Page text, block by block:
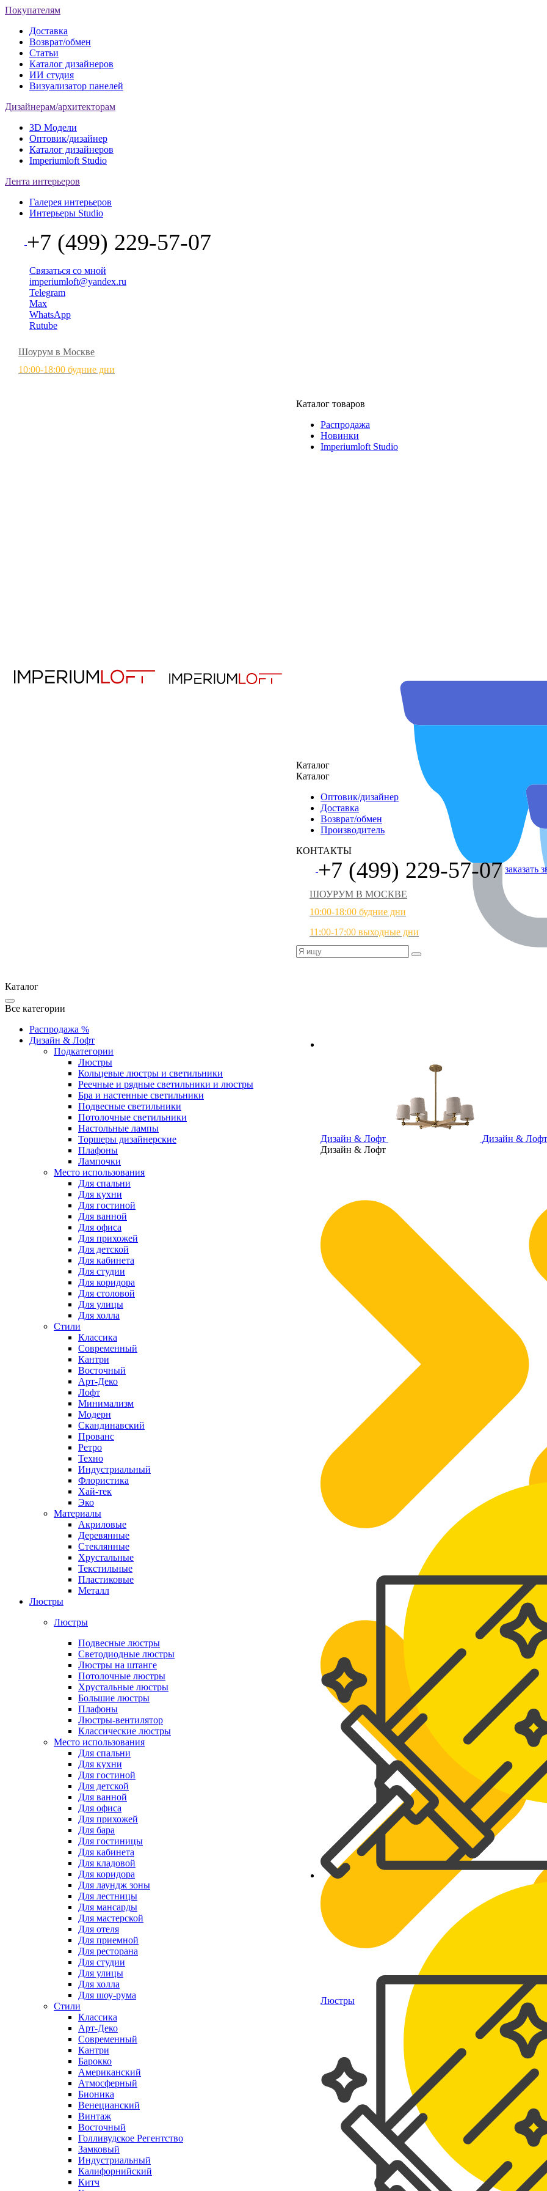
Покупателям
Доставка
Возврат/обмен
Статьи
Каталог дизайнеров
ИИ студия
Визуализатор панелей
Дизайнерам/архитекторам
3D Модели
Оптовик/дизайнер
Каталог дизайнеров
Imperiumloft Studio
Лента интерьеров
Галерея интерьеров
Интерьеры Studio
+7 (499) 229-57-07
Связаться со мной
imperiumloft@yandex.ru
Telegram
Max
WhatsApp
Rutube
Шоурум в Москве
10:00-18:00 будние дни
Каталог товаров
Распродажа
Новинки
Imperiumloft Studio
Дизайн & Лофт
Дизайн & Лофт
Дизайн & Лофт
Люстры
Каталог
Каталог
Оптовик/дизайнер
Доставка
Возврат/обмен
Производитель
КОНТАКТЫ
+7 (499) 229-57-07 заказать
ШОУРУМ В МОСКВЕ
10:00-18:00 будние дни
11:00-17:00 выходные дни
Каталог
Все категории
Распродажа %
Дизайн & Лофт
Подкатегории
Люстры
Кольцевые люстры и светильники
Реечные и рядные светильники и люстры
Бра и настенные светильники
Подвесные светильники
Потолочные светильники
Настольные лампы
Торшеры дизайнерские
Плафоны
Лампочки
Место использования
Для спальни
Для кухни
Для гостиной
Для ванной
Для офиса
Для прихожей
Для детской
Для кабинета
Для студии
Для коридора
Для столовой
Для улицы
Для холла
Стили
Классика
Современный
Кантри
Восточный
Арт-Деко
Лофт
Минимализм
Модерн
Скандинавский
Прованс
Ретро
Техно
Индустриальный
Флористика
Хай-тек
Эко
Материалы
Акриловые
Деревянные
Стеклянные
Хрустальные
Текстильные
Пластиковые
Металл
Люстры
Люстры
Подвесные люстры
Светодиодные люстры
Люстры на штанге
Потолочные люстры
Хрустальные люстры
Большие люстры
Плафоны
Люстры-вентилятор
Классические люстры
Место использования
Для спальни
Для кухни
Для гостиной
Для детской
Для ванной
Для офиса
Для прихожей
Для бара
Для гостиницы
Для кабинета
Для кладовой
Для коридора
Для лаундж зоны
Для лестницы
Для мансарды
Для мастерской
Для отеля
Для приемной
Для ресторана
Для студии
Для улицы
Для холла
Для шоу-рума
Стили
Классика
Арт-Деко
Современный
Кантри
Барокко
Американский
Атмосферный
Бионика
Венецианский
Винтаж
Восточный
Голливудское Регентство
Замковый
Индустриальный
Калифорнийский
Китч